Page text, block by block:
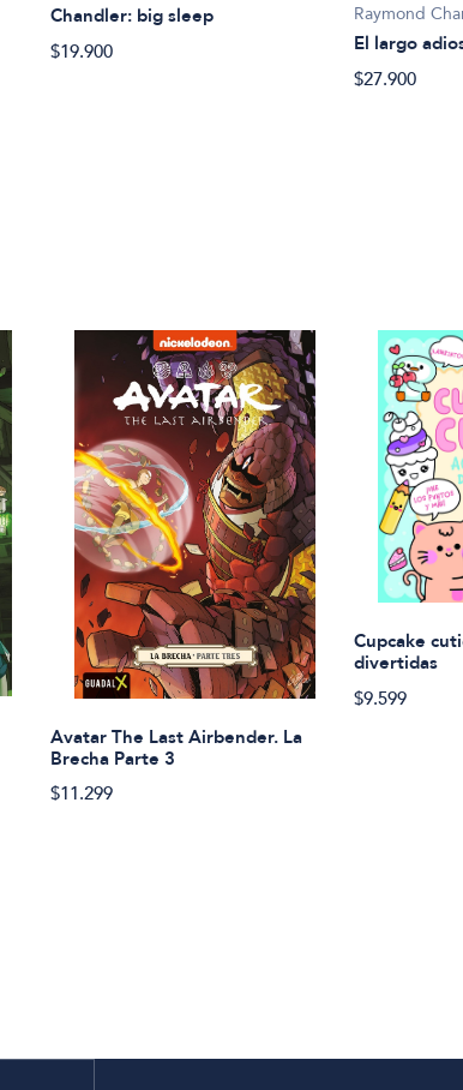
Chandler: big sleep
$19.900
Raymond
El largo
$27.900
Avatar The Last Airbender. La
Brecha Parte 3
$11.299
Cupcake
divertidas
$9.599